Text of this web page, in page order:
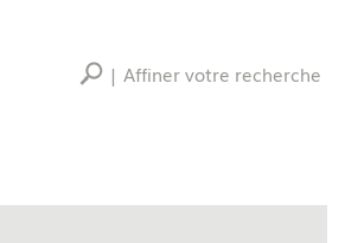
Affiner votre recherche